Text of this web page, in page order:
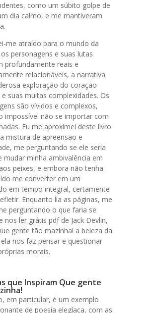
como um súbito golpe de
dia calmo, e me mantiveram
me atraído para o mundo da
personagens e suas lutas
profundamente reais e
relacionáveis, a narrativa
exploração do coração
suas muitas complexidades. Os
são vívidos e complexos,
impossível não se importar com
Eu me aproximei deste livro
mistura de apreensão e
me perguntando se ele seria
mudar minha ambivalência em
peixes, e embora não tenha
me converter em um
em tempo integral, certamente
Enquanto lia as páginas, me
perguntando o que faria se
nos ler grátis pdf de Jack Devlin,
gente tão mazinha! a beleza da
nos faz pensar e questionar
morais.
que Inspiram Que gente
em particular, é um exemplo
de poesia elegíaca, com as